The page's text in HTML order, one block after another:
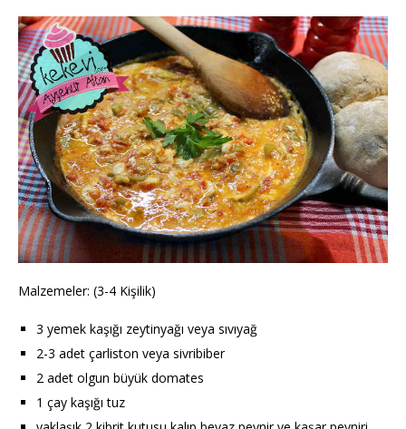
Malzemeler: (3-4 Kişilik)
3 yemek kaşığı zeytinyağı veya sıvıyağ
2-3 adet çarliston veya sivribiber
2 adet olgun büyük domates
1 çay kaşığı tuz